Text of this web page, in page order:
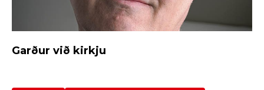
Garður við kirkju